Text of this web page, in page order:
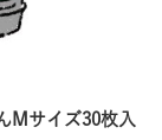
Mサイズ30枚入